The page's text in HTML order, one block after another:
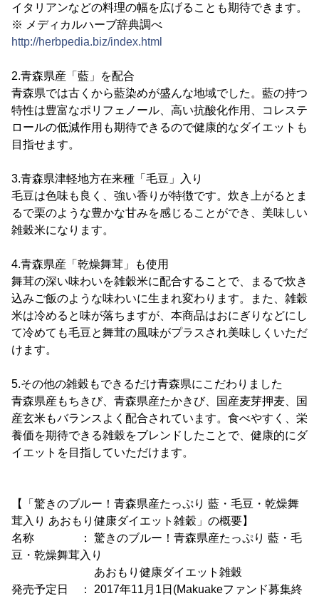
イタリアンなどの料理の幅を広げることも期待できます。
※ メディカルハーブ辞典調べ
http://herbpedia.biz/index.html
2.青森県産「藍」を配合
青森県では古くから藍染めが盛んな地域でした。藍の持つ
特性は豊富なポリフェノール、高い抗酸化作用、コレステ
ロールの低減作用も期待できるので健康的なダイエットも
目指せます。
3.青森県津軽地方在来種「毛豆」入り
毛豆は色味も良く、強い香りが特徴です。炊き上がるとま
るで栗のような豊かな甘みを感じることができ、美味しい
雑穀米になります。
4.青森県産「乾燥舞茸」も使用
舞茸の深い味わいを雑穀米に配合することで、まるで炊き
込みご飯のような味わいに生まれ変わります。また、雑穀
米は冷めると味が落ちますが、本商品はおにぎりなどにし
て冷めても毛豆と舞茸の風味がプラスされ美味しくいただ
けます。
5.その他の雑穀もできるだけ青森県にこだわりました
青森県産もちきび、青森県産たかきび、国産麦芽押麦、国
産玄米もバランスよく配合されています。食べやすく、栄
養価を期待できる雑穀をブレンドしたことで、健康的にダ
イエットを目指していただけます。
【「驚きのブルー！青森県産たっぷり 藍・毛豆・乾燥舞
茸入り あおもり健康ダイエット雑穀」の概要】
名称 ： 驚きのブルー！青森県産たっぷり 藍・毛
豆・乾燥舞茸入り
あおもり健康ダイエット雑穀
発売予定日 ： 2017年11月1日(Makuakeファンド募集終